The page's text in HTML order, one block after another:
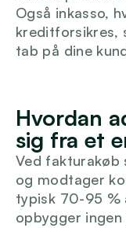
Også inkasso,
kreditforsikres,
tab på dine
Hvordan
sig fra et
Ved
og modtager
typisk 70-95 %
opbygger